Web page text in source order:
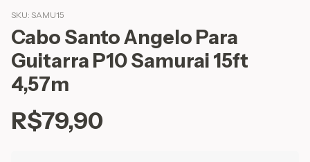
SKU: SAMU15
Cabo Santo Angelo Para
Guitarra P10 Samurai 15ft
4,57m
R$79,90